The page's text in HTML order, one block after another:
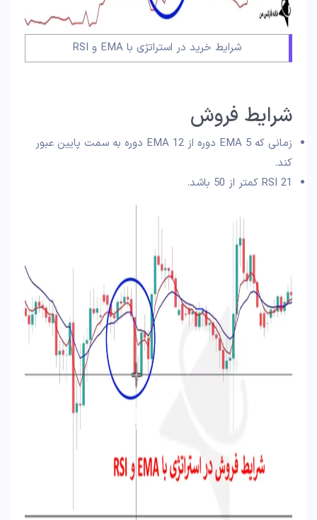
شرایط خرید در استراتژی با EMA‌ و RSI
شرایط فروش
زمانی که EMA 5 دوره از EMA 12 دوره به سمت پایین عبور
کند.
RSI 21 کمتر از 50 باشد.